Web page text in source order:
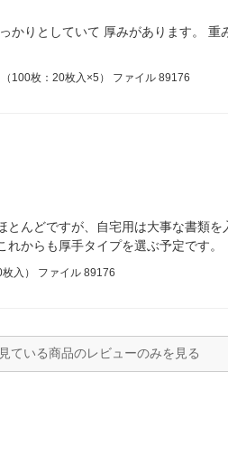
かりとしていて 厚みがあります。
100枚：20枚入×5） ファイル 89176
んどですが、自宅用は大事な書類
からも厚手タイプを選ぶ予定です。
入） ファイル 89176
ている商品のレビューのみを見る